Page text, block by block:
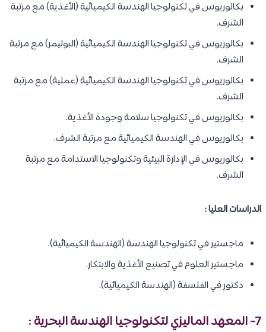
بكالوريوس في تكنولوجيا الهندسة الكيميائية (الأغذية) مع مرتبة
الشرف.
بكالوريوس في تكنولوجيا الهندسة الكيميائية (البوليمر) مع مرتبة
الشرف.
بكالوريوس في تكنولوجيا الهندسة الكيميائية (عملية) مع مرتبة
الشرف.
بكالوريوس في تكنولوجيا سلامة وجودة الأغذية.
بكالوريوس في الهندسة الكيميائية مع مرتبة الشرف.
بكالوريوس في الإدارة البيئية وتكنولوجيا الاستدامة مع مرتبة
الشرف.
الدراسات العليا :
ماجستير في تكنولوجيا الهندسة (الهندسة الكيميائية).
ماجستير العلوم في تصنيع الأغذية والابتكار.
دكتور في الفلسفة (الهندسة الكيميائية).
7- المعهد الماليزي لتكنولوجيا الهندسة البحرية :